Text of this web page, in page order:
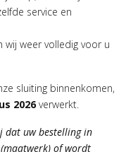
service en
wij weer volledig voor u
sluiting binnenkomen,
2026 verwerkt.
dat uw bestelling in
of wordt